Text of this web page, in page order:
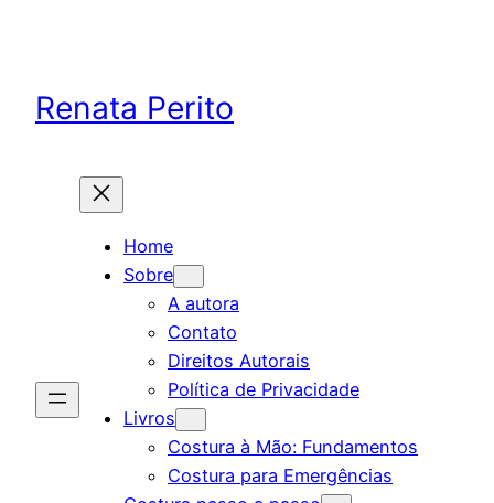
Renata Perito
Home
Sobre
A autora
Contato
Direitos Autorais
Política de Privacidade
Livros
Costura à Mão: Fundamentos
Costura para Emergências